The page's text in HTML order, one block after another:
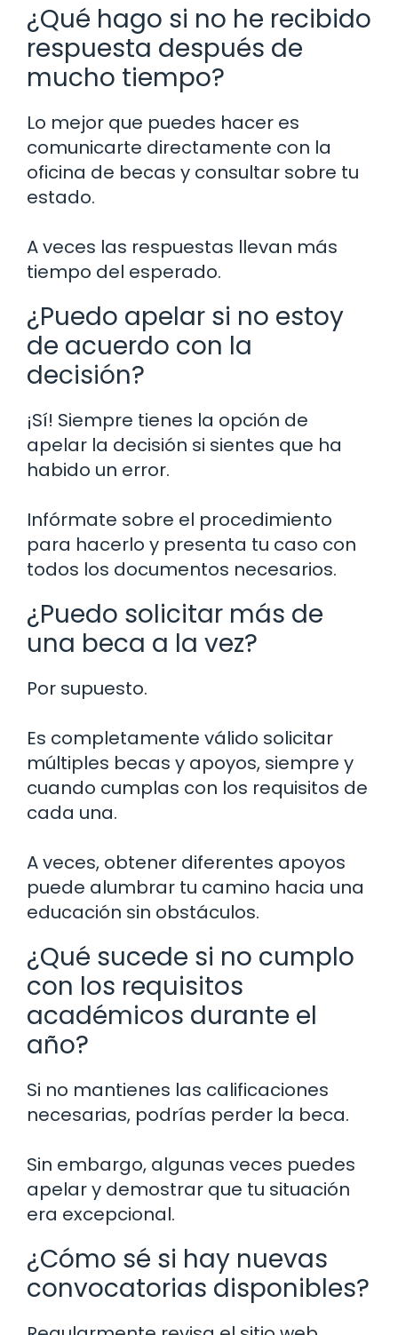
¿Qué hago si no he recibido
respuesta después de
mucho tiempo?
Lo mejor que puedes hacer es
comunicarte directamente con la
oficina de becas y consultar sobre tu
estado.
A veces las respuestas llevan más
tiempo del esperado.
¿Puedo apelar si no estoy
de acuerdo con la
decisión?
¡Sí! Siempre tienes la opción de
apelar la decisión si sientes que ha
habido un error.
Infórmate sobre el procedimiento
para hacerlo y presenta tu caso con
todos los documentos necesarios.
¿Puedo solicitar más de
una beca a la vez?
Por supuesto.
Es completamente válido solicitar
múltiples becas y apoyos, siempre y
cuando cumplas con los requisitos de
cada una.
A veces, obtener diferentes apoyos
puede alumbrar tu camino hacia una
educación sin obstáculos.
¿Qué sucede si no cumplo
con los requisitos
académicos durante el
año?
Si no mantienes las calificaciones
necesarias, podrías perder la beca.
Sin embargo, algunas veces puedes
apelar y demostrar que tu situación
era excepcional.
¿Cómo sé si hay nuevas
convocatorias disponibles?